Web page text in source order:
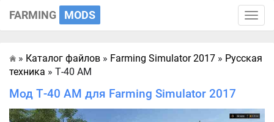
Toggle
FARMING MODS
Главная
» Каталог файлов » Farming Simulator 2017 » Русская
техника » Т-40 АМ
Мод Т-40 АМ для Farming Simulator 2017